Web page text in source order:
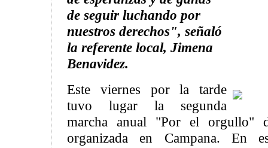
de seguir luchando por
nuestros derechos", señaló
la referente local, Jimena
Benavidez.
Este viernes por la tarde
tuvo lugar la segunda
marcha anual "Por el orgullo"
organizada en Campana. En